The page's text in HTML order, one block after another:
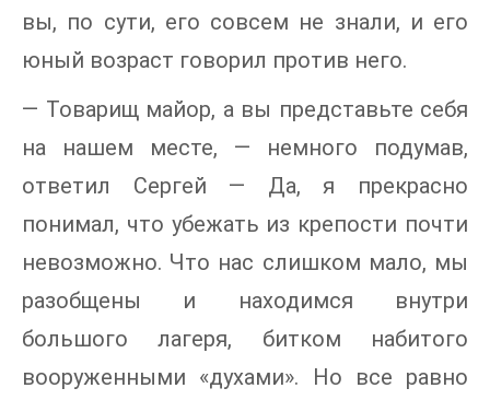
вы, по сути, его совсем не знали, и его
юный возраст говорил против него.
— Товарищ майор, а вы представьте себя
на нашем месте, — немного подумав,
ответил Сергей — Да, я прекрасно
понимал, что убежать из крепости почти
невозможно. Что нас слишком мало, мы
разобщены и находимся внутри
большого лагеря, битком набитого
вооруженными «духами». Но все равно